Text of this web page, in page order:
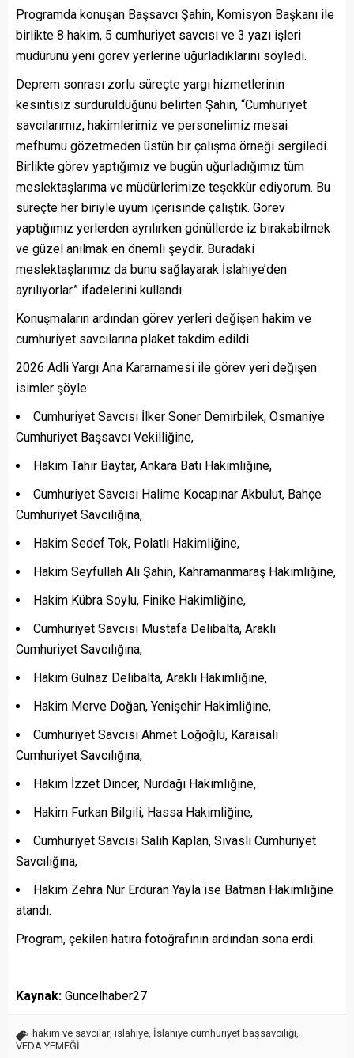
Programda konuşan Başsavcı Şahin, Komisyon Başkanı ile
birlikte 8 hakim, 5 cumhuriyet savcısı ve 3 yazı işleri
müdürünü yeni görev yerlerine uğurladıklarını söyledi.
Deprem sonrası zorlu süreçte yargı hizmetlerinin
kesintisiz sürdürüldüğünü belirten Şahin, “Cumhuriyet
savcılarımız, hakimlerimiz ve personelimiz mesai
mefhumu gözetmeden üstün bir çalışma örneği sergiledi.
Birlikte görev yaptığımız ve bugün uğurladığımız tüm
meslektaşlarıma ve müdürlerimize teşekkür ediyorum. Bu
süreçte her biriyle uyum içerisinde çalıştık. Görev
yaptığımız yerlerden ayrılırken gönüllerde iz bırakabilmek
ve güzel anılmak en önemli şeydir. Buradaki
meslektaşlarımız da bunu sağlayarak İslahiye’den
ayrılıyorlar.” ifadelerini kullandı.
Konuşmaların ardından görev yerleri değişen hakim ve
cumhuriyet savcılarına plaket takdim edildi.
2026 Adli Yargı Ana Kararnamesi ile görev yeri değişen
isimler şöyle:
Cumhuriyet Savcısı İlker Soner Demirbilek, Osmaniye
Cumhuriyet Başsavcı Vekilliğine,
Hakim Tahir Baytar, Ankara Batı Hakimliğine,
Cumhuriyet Savcısı Halime Kocapınar Akbulut, Bahçe
Cumhuriyet Savcılığına,
Hakim Sedef Tok, Polatlı Hakimliğine,
Hakim Seyfullah Ali Şahin, Kahramanmaraş Hakimliğine,
Hakim Kübra Soylu, Finike Hakimliğine,
Cumhuriyet Savcısı Mustafa Delibalta, Araklı
Cumhuriyet Savcılığına,
Hakim Gülnaz Delibalta, Araklı Hakimliğine,
Hakim Merve Doğan, Yenişehir Hakimliğine,
Cumhuriyet Savcısı Ahmet Loğoğlu, Karaisalı
Cumhuriyet Savcılığına,
Hakim İzzet Dincer, Nurdağı Hakimliğine,
Hakim Furkan Bilgili, Hassa Hakimliğine,
Cumhuriyet Savcısı Salih Kaplan, Sivaslı Cumhuriyet
Savcılığına,
Hakim Zehra Nur Erduran Yayla ise Batman Hakimliğine
atandı.
Program, çekilen hatıra fotoğrafının ardından sona erdi.
Kaynak: Guncelhaber27
hakim ve savcılar, islahiye, İslahiye cumhuriyet başsavcılığı,
VEDA YEMEĞİ